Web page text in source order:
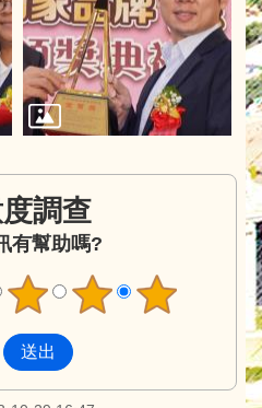
調查
有幫助嗎?